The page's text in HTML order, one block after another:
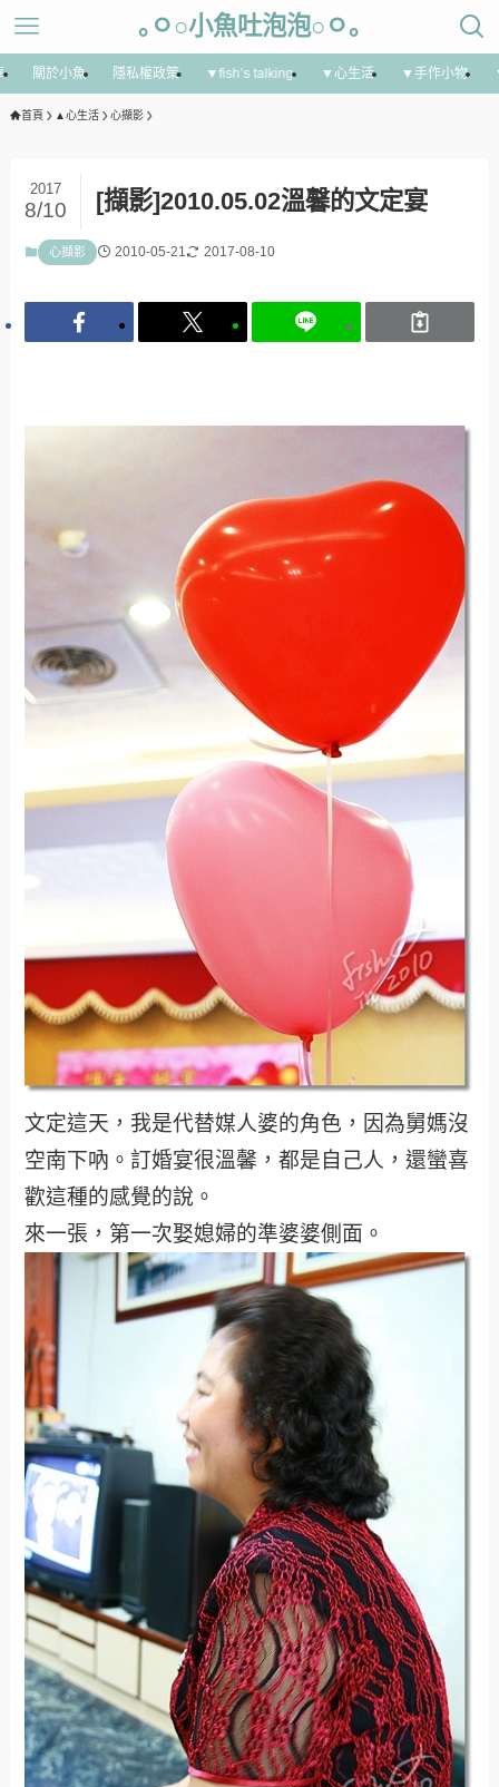
｡ㅇ○小魚吐泡泡○ㅇ｡
關於小魚 隱私權政策 ▼fish’s talking ▼心生活 ▼手作小物
首頁 ▲心生活 心擷影
[擷影]2010.05.02溫馨的文定宴
2017
8/10
心擷影 2010-05-21 2017-08-10
文定這天，我是代替媒人婆的角色，因為舅媽沒
空南下吶。訂婚宴很溫馨，都是自己人，還蠻喜
歡這種的感覺的說。
來一張，第一次娶媳婦的準婆婆側面。